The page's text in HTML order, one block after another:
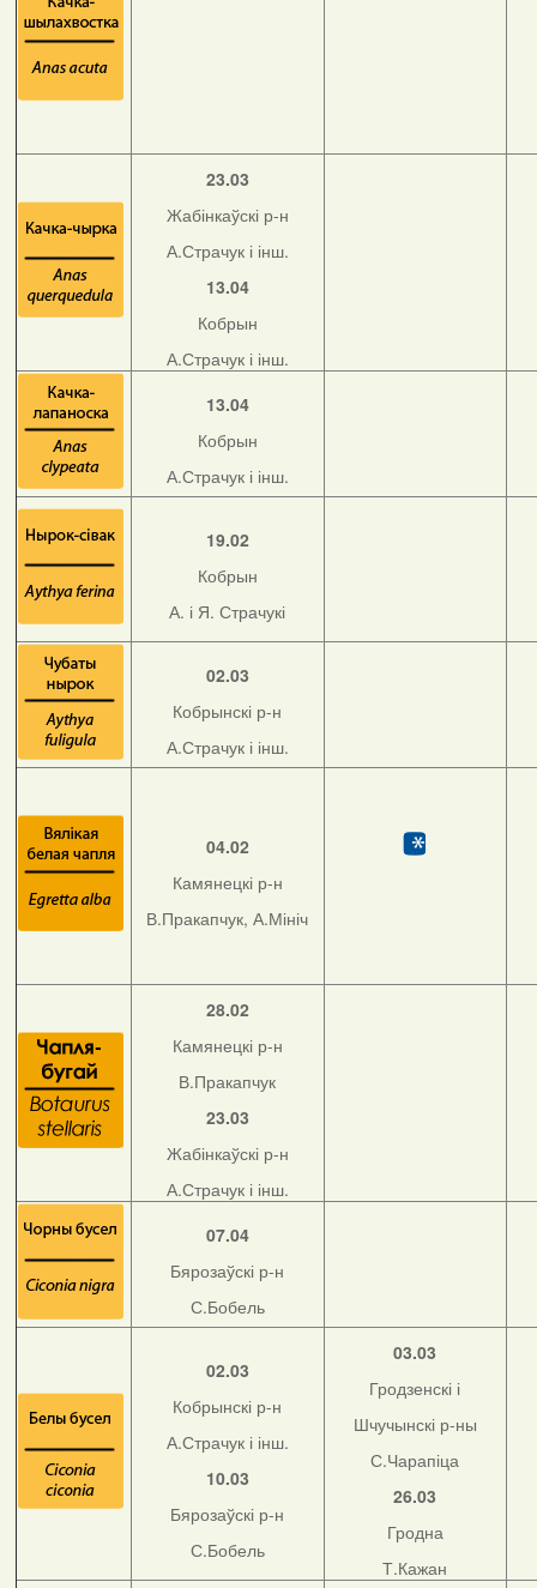
23.03
Жабінкаўскі р-н
А.Страчук і інш.
13.04
Кобрын
А.Страчук і інш.
13.04
Кобрын
А.Страчук і інш.
19.02
Кобрын
А. і Я. Страчукі
02.03
Кобрынскі р-н
А.Страчук і інш.
04.02
Камянецкі р-н
В.Пракапчук, А.Мініч
28.02
Камянецкі р-н
В.Пракапчук
23.03
Жабінкаўскі р-н
А.Страчук і інш.
07.04
Бярозаўскі р-н
С.Бобель
02.03
Кобрынскі р-н
А.Страчук і інш.
10.03
Бярозаўскі р-н
С.Бобель
03.03
Гродзенскі і
Шчучынскі р-ны
С.Чарапіца
26.03
Гродна
Т.Кажан